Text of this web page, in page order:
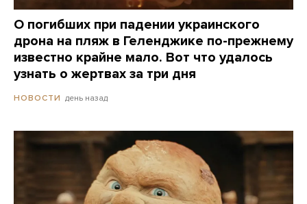
О погибших при падении украинского
дрона на пляж в Геленджике по-прежнему
известно крайне мало. Вот что удалось
узнать о жертвах за три дня
НОВОСТИ день назад